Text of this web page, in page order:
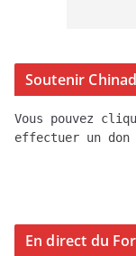
Soutenir
Vous pouvez
effectuer un
En direct du